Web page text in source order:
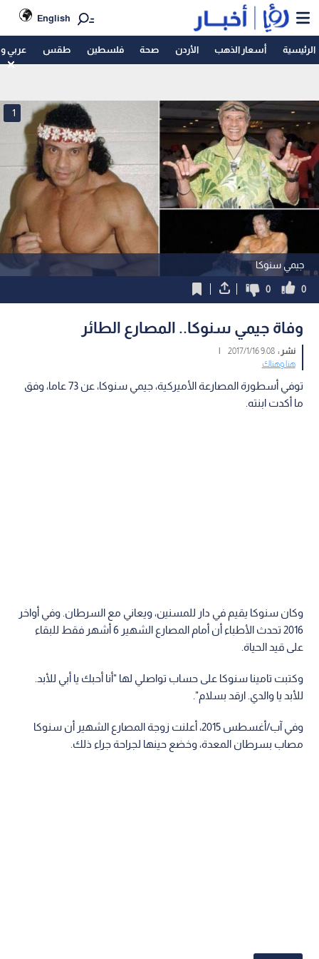
English
الرئيسية أسعار الذهب الأردن صحة فلسطين طقس عربي
جيمي سنوكا
1
0
0
وفاة جيمي سنوكا.. المصارع الطائر
نشر :9:08 2017/1/16
|
هنا وهناك
توفي أسطورة المصارعة الأميركية، جيمي سنوكا، عن 73 عاما، وفق
ما أكدت ابنته.
وكان سنوكا يقيم في دار للمسنين، ويعاني مع السرطان. وفي أواخر
2016 تحدث الأطباء أن أمام المصارع الشهير 6 أشهر فقط للبقاء
على قيد الحياة.
وكتبت تامينا سنوكا على حساب تواصلي لها "أنا أحبك يا أبي للأبد.
للأبد يا والدي. ارقد بسلام".
وفي آب/أغسطس 2015، أعلنت زوجة المصارع الشهير أن سنوكا
مصاب بسرطان المعدة، وخضع حينها لجراحة جراء ذلك.